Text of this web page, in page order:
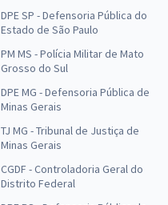
DPE SP - Defensoria Pública do
Estado de São Paulo
PM MS - Polícia Militar de Mato
Grosso do Sul
DPE MG - Defensoria Pública de
Minas Gerais
TJ MG - Tribunal de Justiça de
Minas Gerais
CGDF - Controladoria Geral do
Distrito Federal